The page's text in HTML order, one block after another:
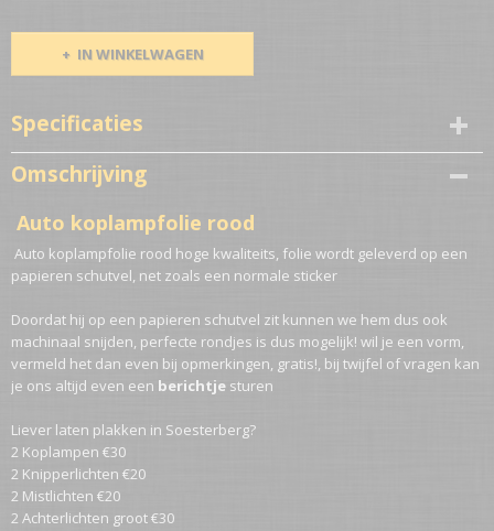
IN WINKELWAGEN
Specificaties
Netto gewicht
4,00 Kg
Omschrijving
Auto koplampfolie rood
Auto koplampfolie rood hoge kwaliteits, folie wordt geleverd op een
papieren schutvel, net zoals een normale sticker
Doordat hij op een papieren schutvel zit kunnen we hem dus ook
machinaal snijden, perfecte rondjes is dus mogelijk! wil je een vorm,
vermeld het dan even bij opmerkingen, gratis!, bij twijfel of vragen kan
je ons altijd even een berichtje sturen
Liever laten plakken in Soesterberg?
2 Koplampen €30
2 Knipperlichten €20
2 Mistlichten €20
2 Achterlichten groot €30